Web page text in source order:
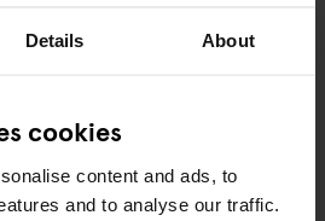
Details About
cookies
content and ads, to
and to analyse our traffic.
Paris
Rome
Stockholm